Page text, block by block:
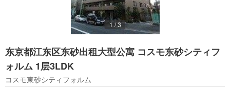
1/3
东京都江东区东砂出租大型公寓 コスモ东砂シティフ
ォルム 1层3LDK
コスモ東砂シティフォルム